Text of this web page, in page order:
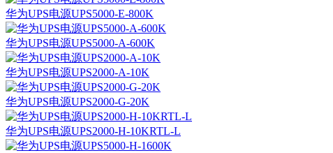
华为UPS电源UPS5000-E-800K
华为UPS电源UPS5000-A-600K
华为UPS电源UPS2000-A-10K
华为UPS电源UPS2000-G-20K
华为UPS电源UPS2000-H-10KRTL-L